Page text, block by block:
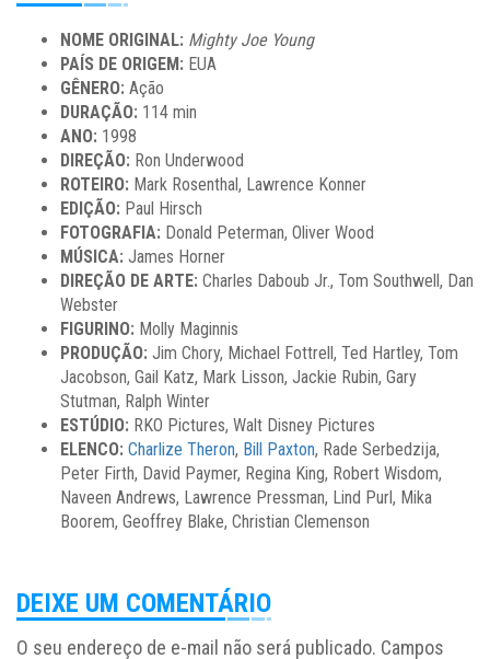
NOME ORIGINAL: Mighty Joe Young
PAÍS DE ORIGEM: EUA
GÊNERO: Ação
DURAÇÃO: 114 min
ANO: 1998
DIREÇÃO: Ron Underwood
ROTEIRO: Mark Rosenthal, Lawrence Konner
EDIÇÃO: Paul Hirsch
FOTOGRAFIA: Donald Peterman, Oliver Wood
MÚSICA: James Horner
DIREÇÃO DE ARTE: Charles Daboub Jr., Tom Southwell, Dan
Webster
FIGURINO: Molly Maginnis
PRODUÇÃO: Jim Chory, Michael Fottrell, Ted Hartley, Tom
Jacobson, Gail Katz, Mark Lisson, Jackie Rubin, Gary
Stutman, Ralph Winter
ESTÚDIO: RKO Pictures, Walt Disney Pictures
ELENCO: Charlize Theron, Bill Paxton, Rade Serbedzija,
Peter Firth, David Paymer, Regina King, Robert Wisdom,
Naveen Andrews, Lawrence Pressman, Lind Purl, Mika
Boorem, Geoffrey Blake, Christian Clemenson
DEIXE UM COMENTÁRIO
O seu endereço de e-mail não será publicado. Campos